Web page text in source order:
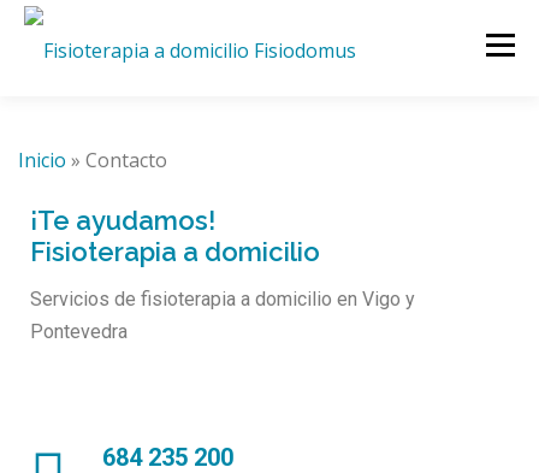
Menú
QUIENES SOMOS
Inicio » Contacto
¡Te ayudamos!
Fisioterapia a domicilio
Servicios de fisioterapia a domicilio en Vigo y
Pontevedra
684 235 200